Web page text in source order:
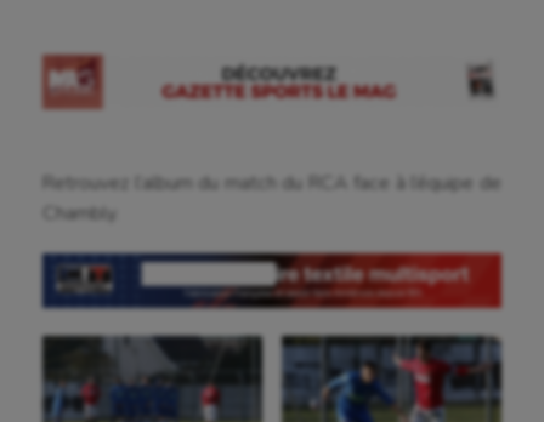
Retrouvez l’album du match du RCA face à l’équipe de
Chambly.